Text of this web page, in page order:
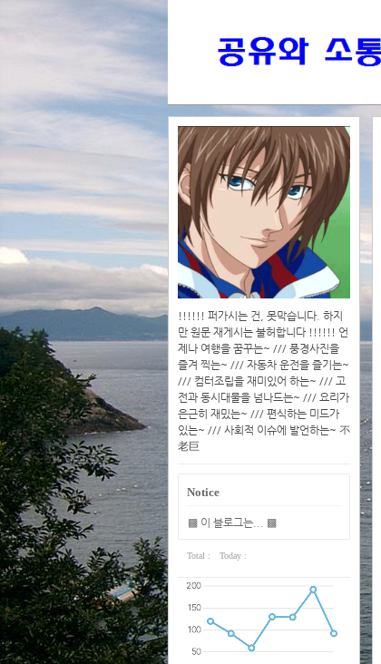
!!!!!! 퍼가시는 건, 못막습니다. 하지
만 원문 재게시는 불허합니다 !!!!!! 언
제나 여행을 꿈꾸는~ /// 풍경사진을
즐겨 찍는~ /// 자동차 운전을 즐기는~
/// 컴터조립을 재미있어 하는~ /// 고
전과 동시대물을 넘나드는~ /// 요리가
은근히 재밌는~ /// 편식하는 미드가
있는~ /// 사회적 이슈에 발언하는~ 不
老巨
Notice
▩ 이 블로그는... ▩
Total : Today :